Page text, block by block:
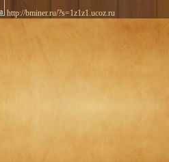
http://bminer.ru/?s=1z1z1.ucoz.ru